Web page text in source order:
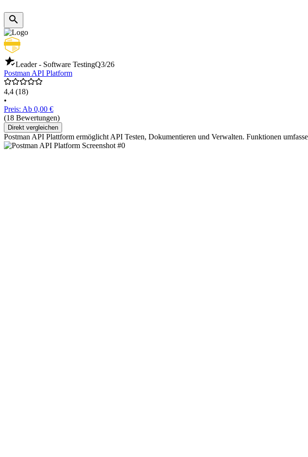
Leader - Software TestingQ3/26
Postman API Platform
4,4 (18)
•
Preis: Ab 0,00 €
(18 Bewertungen)
Direkt vergleichen
Postman API Plattform ermöglicht API Testen, Dokumentieren und Verwalten. Funktionen